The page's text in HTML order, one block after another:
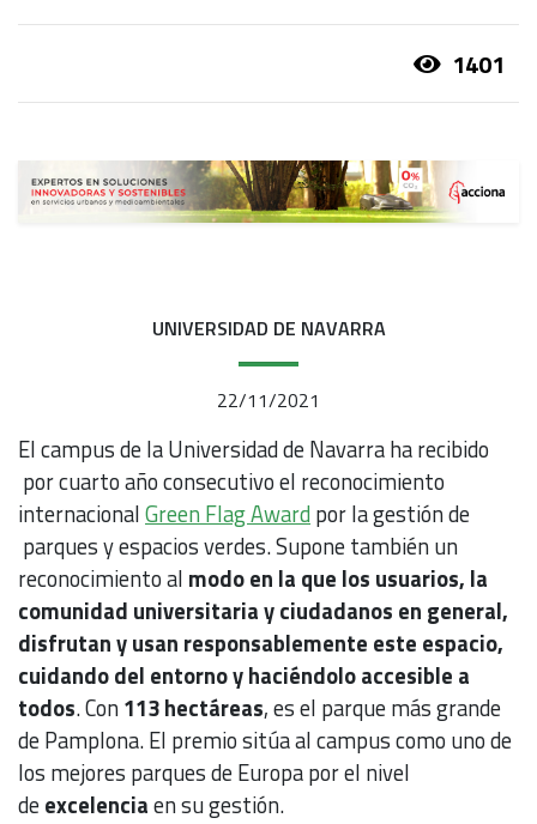
1401
UNIVERSIDAD DE NAVARRA
22/11/2021
El campus de la Universidad de Navarra ha recibido
por cuarto año consecutivo el reconocimiento
internacionalGreen Flag Award por la gestión de
parques y espacios verdes. Supone también un
reconocimiento al modo en la que los usuarios, la
comunidad universitaria y ciudadanos en general,
disfrutan y usan responsablemente este espacio,
cuidando del entorno y haciéndolo accesible a
todos. Con113 hectáreas, es el parque más grande
de Pamplona. El premio sitúa al campus como uno de
los mejores parques de Europa por el nivel
deexcelenciaen su gestión.